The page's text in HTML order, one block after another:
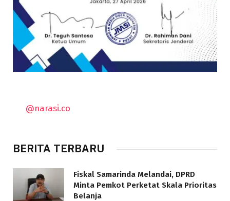
@narasi.co
BERITA TERBARU
Fiskal Samarinda Melandai, DPRD
Minta Pemkot Perketat Skala Prioritas
Belanja